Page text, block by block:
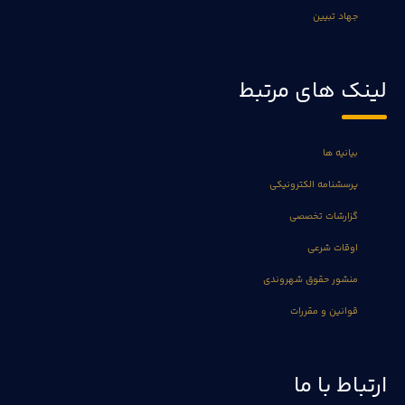
جهاد تبیین
لینک های مرتبط
بیانیه ها
پرسشنامه الکترونیکی
گزارشات تخصصی
اوقات شرعی
منشور حقوق شهروندی
قوانین و مقررات
ارتباط با ما